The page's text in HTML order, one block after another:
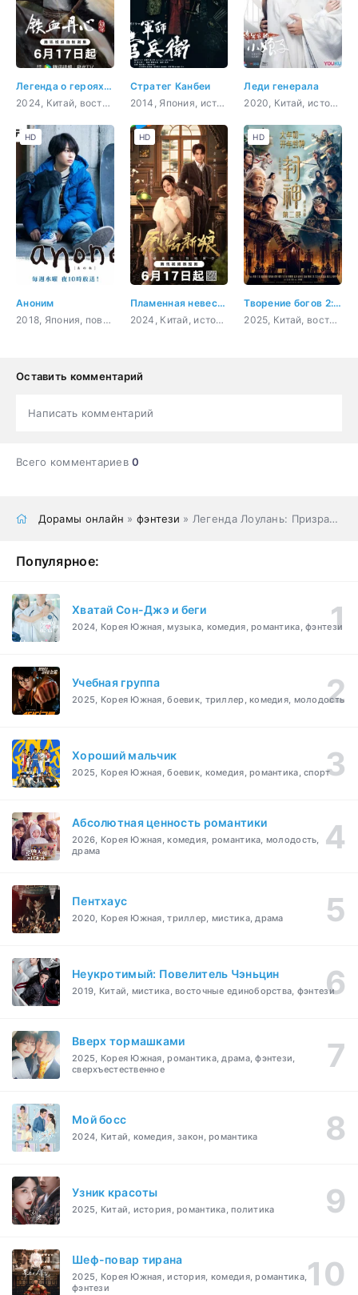
Легенда о героях: Горячая кровь
2024, Китай, восточные единоборства
Стратег Канбеи
2014, Япония, история, драма
Леди генерала
2020, Китай, история, комедия, романтика, политика
Аноним
2018, Япония, повседневность, драма, семейный, мелодрама
HD
Пламенная невеста
2024, Китай, история, романтика
HD
Творение богов 2: Битва с демоническим войском
2025, Китай, восточные единоборства, фэнтези, война
HD
Оставить комментарий
Написать комментарий
Всего комментариев0
Дорамы онлайн »фэнтези » Легенда Лоулань: Призрачная армия
Популярное:
Хватай Сон-Джэ и беги
2024, Корея Южная, музыка, комедия, романтика, фэнтези
Учебная группа
2025, Корея Южная, боевик, триллер, комедия, молодость
Хороший мальчик
2025, Корея Южная, боевик, комедия, романтика, спорт
Абсолютная ценность романтики
2026, Корея Южная, комедия, романтика, молодость,
драма
Пентхаус
2020, Корея Южная, триллер, мистика, драма
Неукротимый: Повелитель Чэньцин
2019, Китай, мистика, восточные единоборства, фэнтези
Вверх тормашками
2025, Корея Южная, романтика, драма, фэнтези,
сверхъестественное
Мой босс
2024, Китай, комедия, закон, романтика
Узник красоты
2025, Китай, история, романтика, политика
Шеф-повар тирана
2025, Корея Южная, история, комедия, романтика,
фэнтези